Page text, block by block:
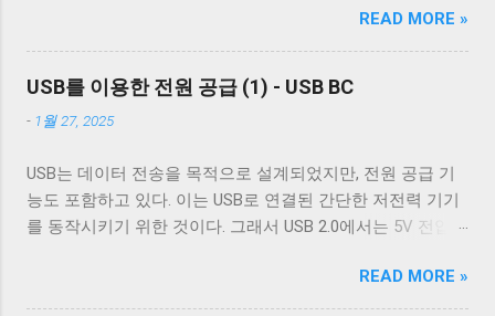
항이다. 하지만 어지간한 싸구려 케이블을 쓰지 않는 한 요즘
이블이 ...
말지에 대한 플래그로 OPOST 가 꺼져있으면 다른 플래그와
상관없이 터미널은 받은 문자열을 그대로 보여준다. 이 플래
그를 끄는 경우는 거의 없다. 하지만 터미널을 텍스트를 보여
서 원하는대로 동작할 수 있게 해주는 플래그는 ONLCR 이다.
ONLCR 이 켜져 있으면 터미널은 출력을 해석할 때 NL 을
CRNL 로 해석한다. 즉, Unix에서도 ONLCR 이 꺼져있다면, LF
위치의 다음 줄로 이동한다. Unix 계열 운영 체제에서 윈도우
에 대한 자세한 설명은 다음 기회에 하도록 하겠다.) 그리고
혹시 차폐에 쌓여있을 수 있는 노이즈를 접지로 보내 안전하
게 제거하기 위한 GND_DRAIN 케이블까지 총 7개의 케이블
이 사용된다. 이 중 VCC 와 GND 는 USB 2.0에서 사용하는 선
과 공유하기 때문에 새로운 5개의 선이 더 필요하다. 이미지
결하기 위해 USB 3.0 표준은 새로운 모양의 Type B 컨넥터를
도입했다. 기존 Type B 컨넥터는 4개의 핀만을 가지고 있고
확장할 수 없는 구조로 돼있기 때문이다. 따라서 Type B 컨넥
USB 3.0 케이블인지 쉽게 구분할 수 있다. 하지만 Type A 컨넥
READ MORE »
USB를 이용한 전원 공급 (1) - USB BC
- 1월 27, 2025
USB는 데이터 전송을 목적으로 설계되었지만, 전원 공급 기
능도 포함하고 있다. 이는 USB로 연결된 간단한 저전력 기기
를 동작시키기 위한 것이다. 그래서 USB 2.0에서는 5V 전압과
가능하다. 하지만 이 스펙은 어디까지나 USB를 통한 데이터
통신을 하는 데 필요한 디바이스를 동작시키기 위함이지,
READ MORE »